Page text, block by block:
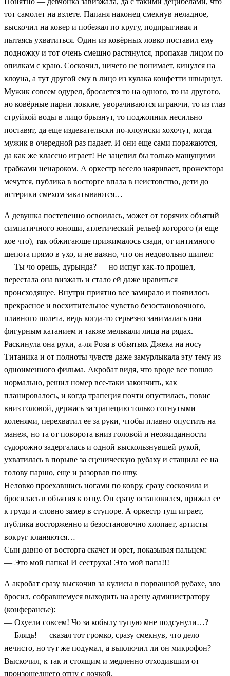
тот самолет на взлете. Папаня наконец смекнув неладное,
выскочил на ковер и побежал по кругу, подпрыгивая и
пытаясь ухватиться. Один из ковёрных ловко поставил ему
подножку и тот очень смешно растянулся, пропахав лицом по
опилкам с краю. Соскочил, ничего не понимает, кинулся на
клоуна, а тут другой ему в лицо из кулака конфетти швырнул.
Мужик совсем одурел, бросается то на одного, то на другого,
но ковёрные парни ловкие, уворачиваются играючи, то из глаз
струйкой воды в лицо брызнут, то поджопник несильно
поставят, да еще издевательски по-клоунски хохочут, когда
мужик в очередной раз падает. И они еще сами поражаются,
да как же классно играет! Не зацепил бы только машущими
грабками ненароком. А оркестр весело наяривает, прожектора
мечутся, публика в восторге впала в неистовство, дети до
истерики смехом закатываются…
А девушка постепенно освоилась, может от горячих объятий
симпатичного юноши, атлетический рельеф которого (и еще
кое что), так обжигающе прижималось сзади, от интимного
шепота прямо в ухо, и не важно, что он недовольно шипел:
— Ты чо орешь, дурында? — но испуг как-то прошел,
перестала она визжать и стало ей даже нравиться
происходящее. Внутри приятно все замирало и появилось
прекрасное и восхитительное чувство безостановочного,
плавного полета, ведь когда-то серьезно занималась она
фигурным катанием и также мелькали лица на рядах.
Раскинула она руки, а-ля Роза в объятьях Джека на носу
Титаника и от полноты чувств даже замурлыкала эту тему из
одноименного фильма. Акробат видя, что вроде все пошло
нормально, решил номер все-таки закончить, как
планировалось, и когда трапеция почти опустилась, повис
вниз головой, держась за трапецию только согнутыми
коленями, перехватил ее за руки, чтобы плавно опустить на
манеж, но та от поворота вниз головой и неожиданности —
судорожно задергалась и одной выскользнувшей рукой,
ухватилась в порыве за сценическую рубаху и стащила ее на
голову парню, еще и разорвав по шву.
Неловко проехавшись ногами по ковру, сразу соскочила и
бросилась в объятия к отцу. Он сразу остановился, прижал ее
к груди и словно замер в ступоре. А оркестр туш играет,
публика восторженно и безостановочно хлопает, артисты
вокруг кланяются…
Сын давно от восторга скачет и орет, показывая пальцем:
— Это мой папка! И сеструха! Это мой папа!!!
А акробат сразу выскочив за кулисы в порванной рубахе, зло
бросил, собравшемуся выходить на арену администратору
(конферансье):
— Охуели совсем! Чо за кобылу тупую мне подсунули…?
— Блядь! — сказал тот громко, сразу смекнув, что дело
нечисто, но тут же подумал, а выключил ли он микрофон?
Выскочил, к так и стоящим и медленно отходившим от
произошедшего отцу с дочкой.